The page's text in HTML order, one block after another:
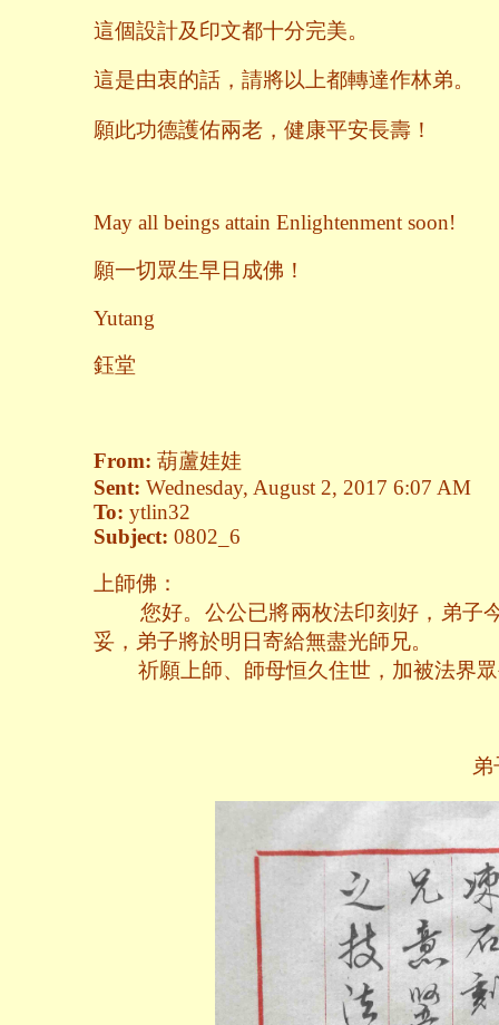
這個設計及印文都十分完美。
這是由衷的話，請將以上都轉達作林弟。
願此功德護佑兩老，健康平安長壽！
May all beings attain Enlightenment soon!
願一切眾生早日成佛！
Yutang
鈺堂
From: 葫蘆娃娃
Sent: Wednesday, August 2, 2017 6:07 AM
To: ytlin32
Subject: 0802_6
上師佛：
您好。公公已將兩枚法印刻好，弟子今
妥，弟子將於明日寄給無盡光師兄。
祈願上師、師母恒久住世，加被法界眾
弟子：離苦